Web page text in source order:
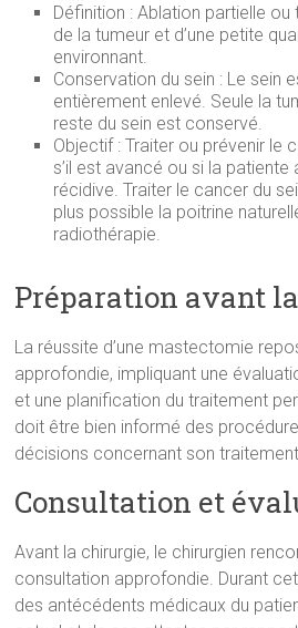
Définition : Ablation partielle
de la tumeur et d’une petite
environnant.
Conservation du sein : Le sein
entièrement enlevé. Seule la
reste du sein est conservé.
Objectif : Traiter ou prévenir le
s’il est avancé ou si la patiente
récidive. Traiter le cancer du
plus possible la poitrine
radiothérapie.
Préparation avant
La réussite d’une mastectomie
approfondie, impliquant une
et une planification du traitement
doit être bien informé des
décisions concernant son traitement.
Consultation et
Avant la chirurgie, le chirurgien
consultation approfondie. Durant
des antécédents médicaux du